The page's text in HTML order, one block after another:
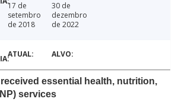
17 de
setembro
de 2018
30 de
dezembro
de 2022
essential health, nutrition,
services